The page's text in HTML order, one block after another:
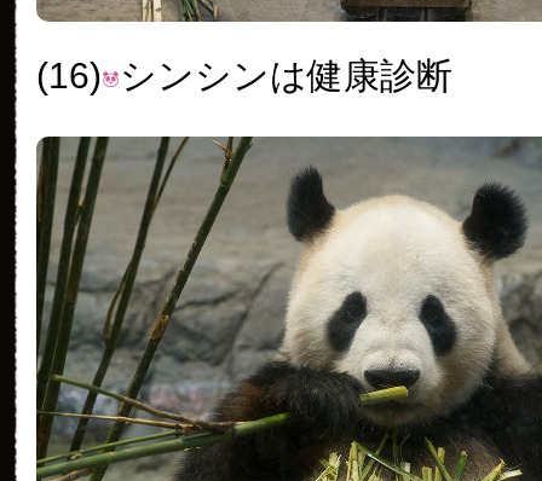
(16) シンシンは健康診断